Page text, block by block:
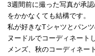
3週間前に撮った写真が承
をかかなくても結構です。
私が好きなTシャツとパン
ヌードルでコーディネート
メンズ、秋のコーディネー